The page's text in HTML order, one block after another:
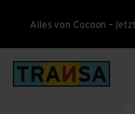
Alles von Cocoon –